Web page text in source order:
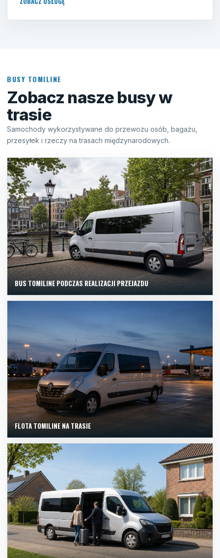
BUSY TOMILINE
Zobacz nasze busy w
trasie
Samochody wykorzystywane do przewozu osób, bagażu,
przesyłek i rzeczy na trasach międzynarodowych.
BUS TOMILINE PODCZAS REALIZACJI PRZEJAZDU
FLOTA TOMILINE NA TRASIE